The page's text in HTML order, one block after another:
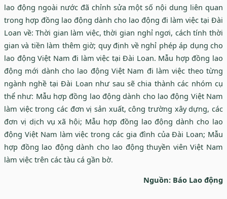
lao động ngoài nước đã chỉnh sửa một số nội dung liên quan
trong hợp đồng lao động dành cho lao động đi làm việc tại Đài
Loan về: Thời gian làm việc, thời gian nghỉ ngơi, cách tính thời
gian và tiền làm thêm giờ; quy định về nghỉ phép áp dụng cho
lao động Việt Nam đi làm việc tại Đài Loan. Mẫu hợp đồng lao
động mới dành cho lao động Việt Nam đi làm việc theo từng
ngành nghề tại Đài Loan như sau sẽ chia thành các nhóm cụ
thể như: Mẫu hợp đồng lao động dành cho lao động Việt Nam
làm việc trong các đơn vị sản xuất, công trường xây dựng, các
đơn vị dịch vụ xã hội; Mẫu hợp đồng lao động dành cho lao
động Việt Nam làm việc trong các gia đình của Đài Loan; Mẫu
hợp đồng lao động dành cho lao động thuyền viên Việt Nam
làm việc trên các tàu cá gần bờ.
Nguồn: Báo Lao động